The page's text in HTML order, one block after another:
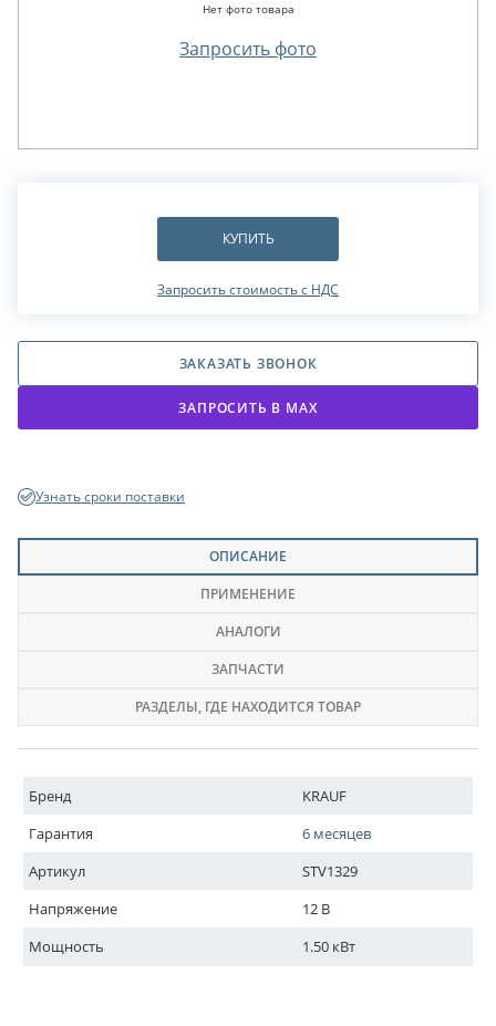
Нет фото товара
Запросить фото
КУПИТЬ
Запросить стоимость с НДС
ЗАКАЗАТЬ ЗВОНОК
ЗАПРОСИТЬ В МАХ
Узнать сроки поставки
ОПИСАНИЕ
ПРИМЕНЕНИЕ
АНАЛОГИ
ЗАПЧАСТИ
РАЗДЕЛЫ, ГДЕ НАХОДИТСЯ ТОВАР
Бренд
KRAUF
Гарантия
6 месяцев
Артикул
STV1329
Напряжение
12 В
Мощность
1.50 кВт